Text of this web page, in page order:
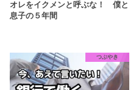
オレをイクメンと呼ぶな！ 僕と
息子の５年間
つぶやき